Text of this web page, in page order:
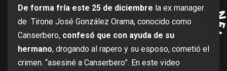
De forma fría este 25 de diciembre la ex manager
de Tirone José González Orama, conocido como
Canserbero, confesó que con ayuda de su
hermano, drogando al rapero y su esposo, cometió el
crimen. “asesiné a Canserbero”. En este video